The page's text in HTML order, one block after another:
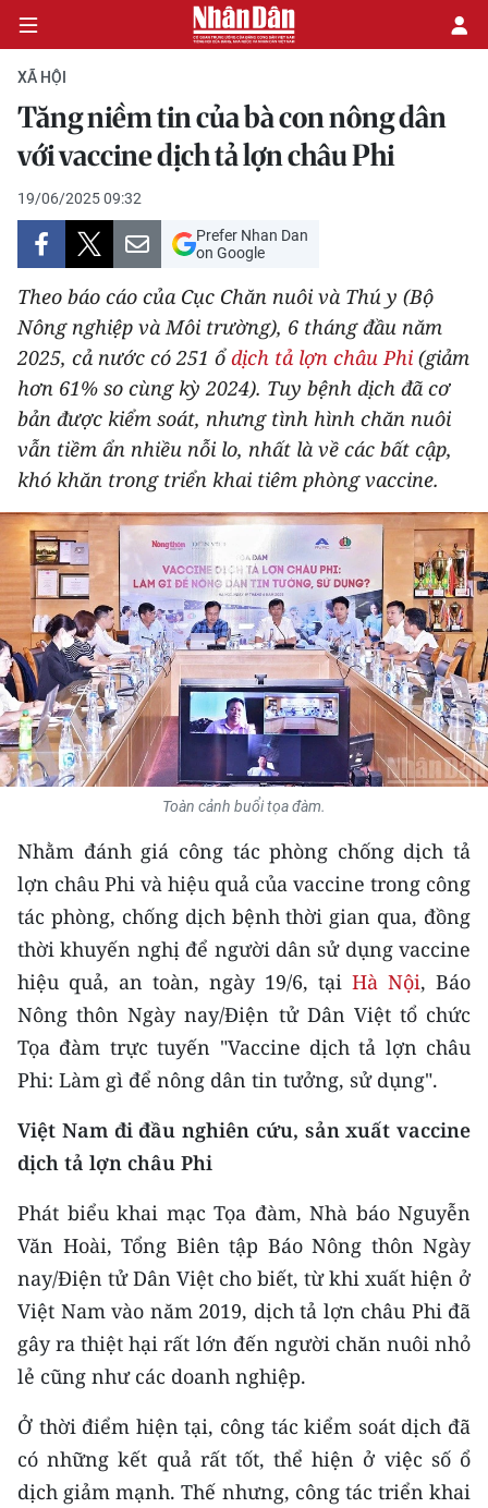
CHÍNH TRỊ
KINH TẾ
VĂN HÓA
XÃ HỘI
PHÁP LUẬT
DU LỊCH
THẾ GIỚI
THỂ THAO
GIÁO DỤC
Y TẾ
KHOA HỌC - CÔNG NGHỆ
MÔI TRƯỜNG
BẠN ĐỌC
TRI THỨC CHUYÊN SÂU
54 DÂN TỘC VIỆT NAM
CHƯƠNG TRÌNH OCOP - MỖI XÃ
MỘT SẢN PHẨM
RADIO
MEDIA CENTER
Video
Media Chính trị
Media Kinh tế
Media Văn hóa
Media Xã hội
Media Pháp luật
XÃ HỘI
Tăng niềm tin của bà con nông dân
với vaccine dịch tả lợn châu Phi
19/06/2025 09:32
Prefer Nhan Dan
on Google
Theo báo cáo của Cục Chăn nuôi và Thú y (Bộ
Nông nghiệp và Môi trường), 6 tháng đầu năm
2025, cả nước có 251 ổdịch tả lợn châu Phi (giảm
hơn 61% so cùng kỳ 2024). Tuy bệnh dịch đã cơ
bản được kiểm soát, nhưng tình hình chăn nuôi
vẫn tiềm ẩn nhiều nỗi lo, nhất là về các bất cập,
khó khăn trong triển khai tiêm phòng vaccine.
Toàn cảnh buổi tọa đàm.
Nhằm đánh giá công tác phòng chống dịch tả
lợn châu Phi và hiệu quả của vaccine trong công
tác phòng, chống dịch bệnh thời gian qua, đồng
thời khuyến nghị để người dân sử dụng vaccine
hiệu quả, an toàn, ngày 19/6, tại Hà Nội, Báo
Nông thôn Ngày nay/Điện tử Dân Việt tổ chức
Tọa đàm trực tuyến "Vaccine dịch tả lợn châu
Phi: Làm gì để nông dân tin tưởng, sử dụng".
Việt Nam đi đầu nghiên cứu, sản xuất vaccine
dịch tả lợn châu Phi
Phát biểu khai mạc Tọa đàm, Nhà báo Nguyễn
Văn Hoài, Tổng Biên tập Báo Nông thôn Ngày
nay/Điện tử Dân Việt cho biết, từ khi xuất hiện ở
Việt Nam vào năm 2019, dịch tả lợn châu Phi đã
gây ra thiệt hại rất lớn đến người chăn nuôi nhỏ
lẻ cũng như các doanh nghiệp.
Ở thời điểm hiện tại, công tác kiểm soát dịch đã
có những kết quả rất tốt, thể hiện ở việc số ổ
dịch giảm mạnh. Thế nhưng, công tác triển khai